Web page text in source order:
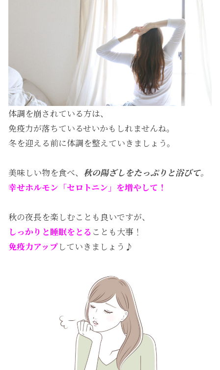
体調を崩されている方は、
免疫力が落ちているせいかもしれませんね。
冬を迎える前に体調を整えていきましょう。
美味しい物を食べ、 秋の陽ざしをたっぷりと浴びて。
幸せホルモン「セロトニン」を増やして！
秋の夜長を楽しむことも良いですが、
しっかりと睡眠をとる ことも大事！
免疫力アップしていきましょう♪